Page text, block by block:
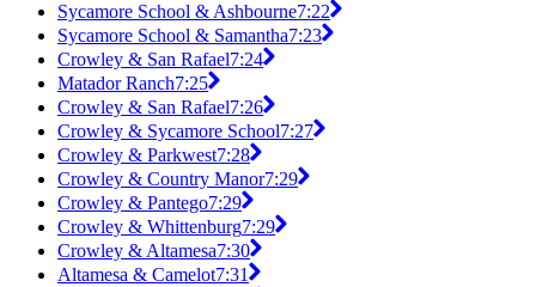
Sycamore School & Ashbourne7:22
Sycamore School & Samantha7:23
Crowley & San Rafael7:24
Matador Ranch7:25
Crowley & San Rafael7:26
Crowley & Sycamore School7:27
Crowley & Parkwest7:28
Crowley & Country Manor7:29
Crowley & Pantego7:29
Crowley & Whittenburg7:29
Crowley & Altamesa7:30
Altamesa & Camelot7:31